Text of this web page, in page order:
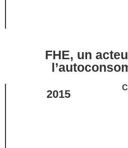
FHE, un
2015